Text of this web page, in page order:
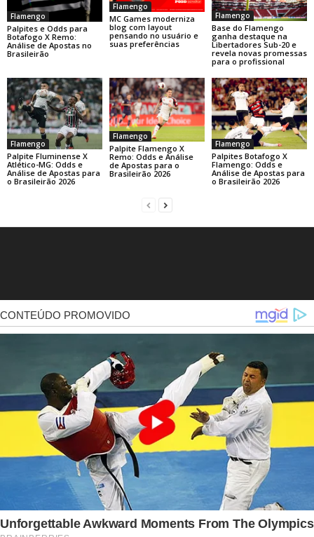
Flamengo
Palpites e Odds para
Botafogo X Remo:
Análise de Apostas no
Brasileirão
Flamengo
MC Games moderniza
blog com layout
pensando no usuário e
suas preferências
Flamengo
Base do Flamengo
ganha destaque na
Libertadores Sub-20 e
revela novas promessas
para o profissional
Flamengo
Palpite Fluminense X
Atlético-MG: Odds e
Análise de Apostas para
o Brasileirão 2026
Flamengo
Palpite Flamengo X
Remo: Odds e Análise
de Apostas para o
Brasileirão 2026
Flamengo
Palpites Botafogo X
Flamengo: Odds e
Análise de Apostas para
o Brasileirão 2026